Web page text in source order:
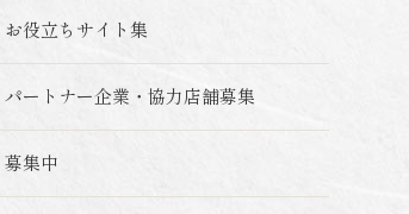
お役立ちサイト集
パートナー企業・協力店舗募集
募集中